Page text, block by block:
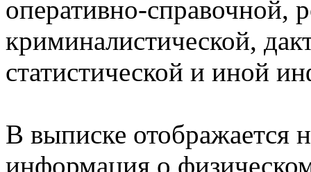
оперативно-справочной,
криминалистической,
статистической и иной
В выписке отображается
информация о